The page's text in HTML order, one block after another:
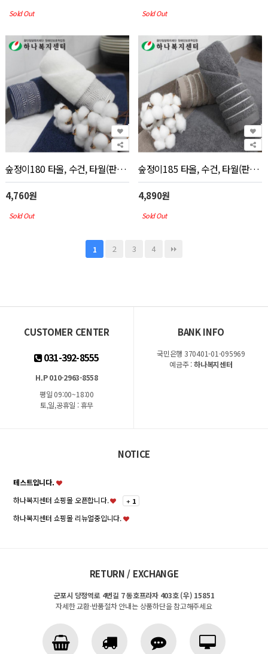
Sold Out Sold Out
숲정이180 타올, 수건, 타월(판촉물 인쇄)
4,760원
Sold Out
숲정이185 타올, 수건, 타월(판촉물 인쇄)
4,890원
Sold Out
1 2 3 4
CUSTOMER CENTER
031-392-8555
H.P 010-2963-8558
평일 09:00~18:00
토,일,공휴일 : 휴무
BANK INFO
국민은행 370401-01-095969
예금주 :하나복지센터
NOTICE
테스트입니다.
하나복지센터 쇼핑몰 오픈합니다.
+ 1
하나복지센터 쇼핑몰 리뉴얼중입니다.
RETURN / EXCHANGE
군포시 당정역로 4번길 7 동호프라자 403호 (우) 15851
자세한 교환·반품절차 안내는 상품하단을 참고해주세요